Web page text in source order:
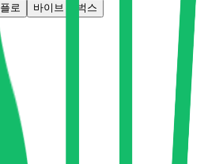
플로 바이브
벅스